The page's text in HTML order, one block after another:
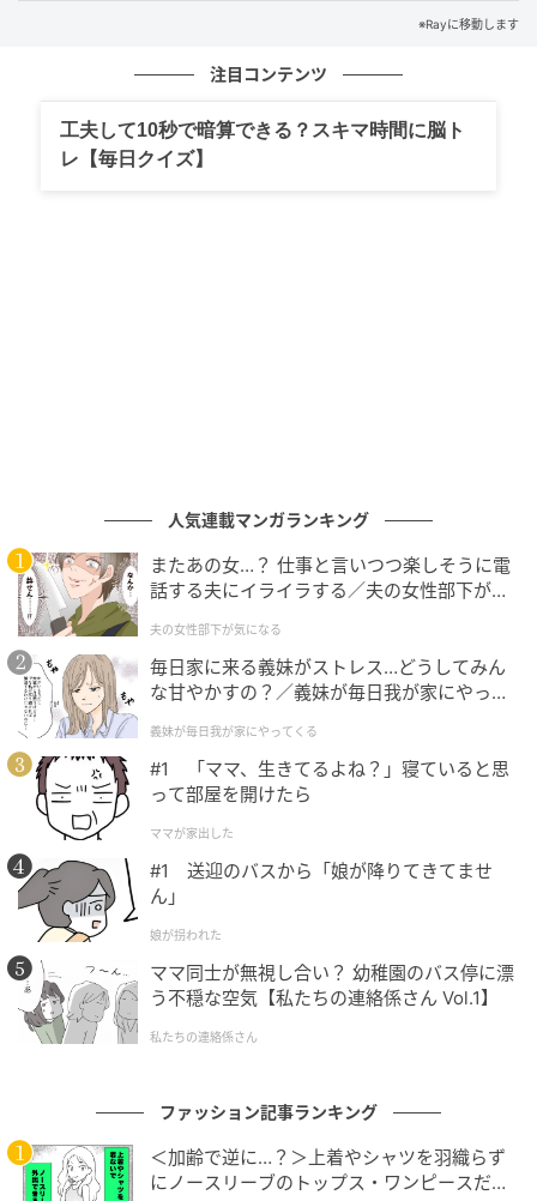
たことでも知られており、現在でも新幹線、高崎線や
秩父鉄道の各鉄道路線が通過する交通の要衝となって
また、『日本さくらの名所100選』に選ばれた熊谷桜
ライター Ray WEB編集部
次の記事
【漢字クイズ】「粉河」はなんて読む？意外
と間違える！
の記事をもっとみる
※Rayに移動します
注目コンテンツ
工夫して10秒で暗算できる？スキマ時間に脳ト
レ【毎日クイズ】
人気連載マンガランキング
またあの女…？ 仕事と言いつつ楽しそうに電
話する夫にイライラする／夫の女性部下が気
夫の女性部下が気になる
毎日家に来る義妹がストレス…どうしてみん
な甘やかすの？／義妹が毎日我が家にやって
が】
義妹が毎日我が家にやってくる
#1 「ママ、生きてるよね？」寝ていると思
って部屋を開けたら
ママが家出した
#1 送迎のバスから「娘が降りてきてませ
ん」
娘が拐われた
ママ同士が無視し合い？ 幼稚園のバス停に漂
う不穏な空気【私たちの連絡係さん Vol.1】
私たちの連絡係さん
ファッション記事ランキング
＜加齢で逆に…？＞上着やシャツを羽織らず
にノースリーブのトップス・ワンピースだけ